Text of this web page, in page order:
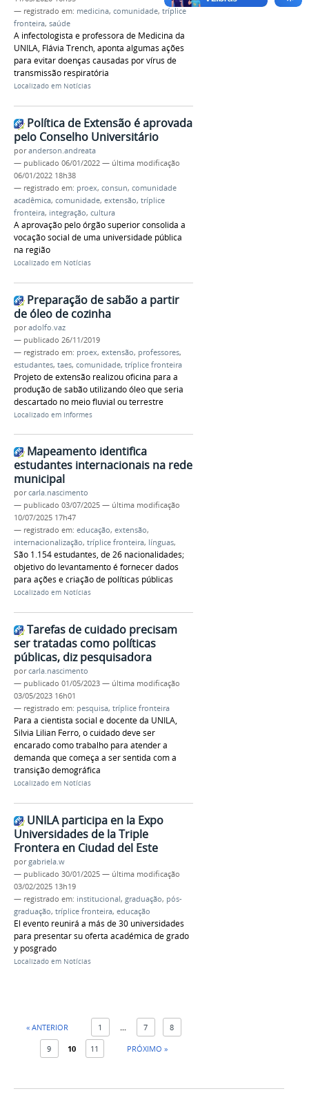
— registrado em: medicina, comunidade, tríplice
fronteira, saúde
A infectologista e professora de Medicina da
UNILA, Flávia Trench, aponta algumas ações
para evitar doenças causadas por vírus de
transmissão respiratória
Localizado em Notícias
Política de Extensão é aprovada
pelo Conselho Universitário
poranderson.andreata
— publicado 06/01/2022 — última modificação
06/01/2022 18h38
— registrado em: proex, consun, comunidade
acadêmica, comunidade, extensão, tríplice
fronteira, integração, cultura
A aprovação pelo órgão superior consolida a
vocação social de uma universidade pública
na região
Localizado em Notícias
Preparação de sabão a partir
de óleo de cozinha
poradolfo.vaz
— publicado 26/11/2019
— registrado em: proex, extensão, professores,
estudantes, taes, comunidade, tríplice fronteira
Projeto de extensão realizou oficina para a
produção de sabão utilizando óleo que seria
descartado no meio fluvial ou terrestre
Localizado em Informes
Mapeamento identifica
estudantes internacionais na rede
municipal
porcarla.nascimento
— publicado 03/07/2025 — última modificação
10/07/2025 17h47
— registrado em: educação, extensão,
internacionalização, tríplice fronteira, línguas,
São 1.154 estudantes, de 26 nacionalidades;
objetivo do levantamento é fornecer dados
para ações e criação de políticas públicas
Localizado em Notícias
Tarefas de cuidado precisam
ser tratadas como políticas
públicas, diz pesquisadora
porcarla.nascimento
— publicado 01/05/2023 — última modificação
03/05/2023 16h01
— registrado em: pesquisa, tríplice fronteira
Para a cientista social e docente da UNILA,
Silvia Lilian Ferro, o cuidado deve ser
encarado como trabalho para atender a
demanda que começa a ser sentida com a
transição demográfica
Localizado em Notícias
UNILA participa en la Expo
Universidades de la Triple
Frontera en Ciudad del Este
porgabriela.w
— publicado 30/01/2025 — última modificação
03/02/2025 13h19
— registrado em: institucional, graduação, pós-
graduação, tríplice fronteira, educação
El evento reunirá a más de 30 universidades
para presentar su oferta académica de grado
y posgrado
Localizado em Notícias
« ANTERIOR 1 7 8
9 10 11 PRÓXIMO »